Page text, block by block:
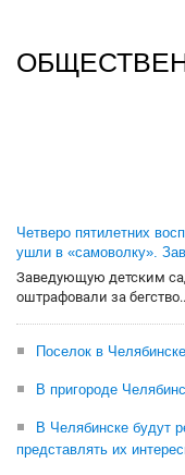
Четверо пятилетних
ушли в «самоволку».
Заведующую детским
оштрафовали за
Поселок в
В пригороде
В Челябинске будут
представлять их